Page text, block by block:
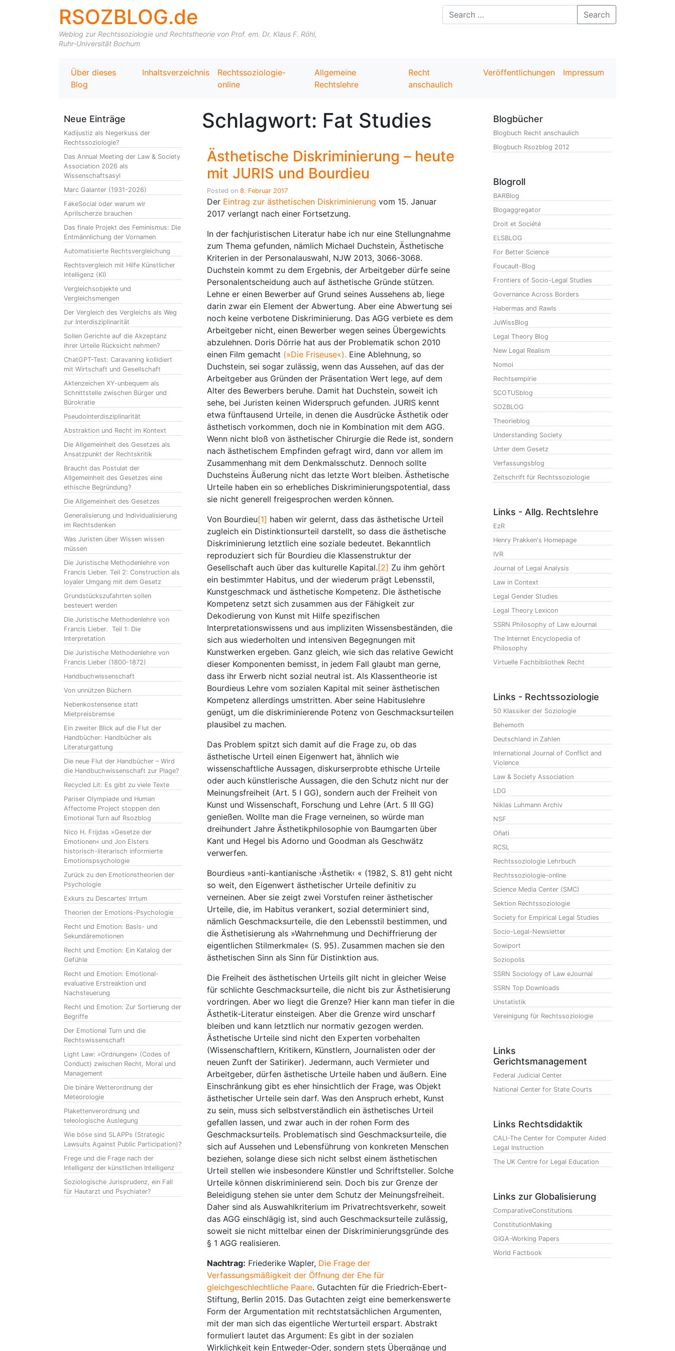
RSOZBLOG.de
Weblog zur Rechtssoziologie und Rechtstheorie von Prof. em. Dr. Klaus F. Röhl,
Ruhr-Universität Bochum
Search
Über dieses
Blog
Inhaltsverzeichnis
Rechtssoziologie-
online
Allgemeine
Rechtslehre
Recht
anschaulich
Veröffentlichungen Impressum
Neue Einträge
Kadijustiz als Negerkuss der
Rechtssoziologie?
Das Annual Meeting der Law & Society
Association 2026 als
Wissenschaftsasyl
Marc Galanter (1931-2026)
FakeSocial oder warum wir
Aprilscherze brauchen
Das finale Projekt des Feminismus: Die
Entmännlichung der Vornamen
Automatisierte Rechtsvergleichung
Rechtsvergleich mit Hilfe Künstlicher
Intelligenz (KI)
Vergleichsobjekte und
Vergleichsmengen
Der Vergleich des Vergleichs als Weg
zur Interdisziplinarität
Sollen Gerichte auf die Akzeptanz
ihrer Urteile Rücksicht nehmen?
ChatGPT-Test: Caravaning kollidiert
mit Wirtschaft und Gesellschaft
Aktenzeichen XY-unbequem als
Schnittstelle zwischen Bürger und
Bürokratie
Pseudointerdisziplinarität
Abstraktion und Recht im Kontext
Die Allgemeinheit des Gesetzes als
Ansatzpunkt der Rechtskritik
Braucht das Postulat der
Allgemeinheit des Gesetzes eine
ethische Begründung?
Die Allgemeinheit des Gesetzes
Generalisierung und Individualisierung
im Rechtsdenken
Was Juristen über Wissen wissen
müssen
Die Juristische Methodenlehre von
Francis Lieber. Teil 2: Construction als
loyaler Umgang mit dem Gesetz
Grundstückszufahrten sollen
besteuert werden
Die Juristische Methodenlehre von
Francis Lieber. Teil 1: Die
Interpretation
Die Juristische Methodenlehre von
Francis Lieber (1800-1872)
Handbuchwissenschaft
Von unnützen Büchern
Nebenkostensense statt
Mietpreisbremse
Ein zweiter Blick auf die Flut der
Handbücher: Handbücher als
Literaturgattung
Die neue Flut der Handbücher – Wird
die Handbuchwissenschaft zur Plage?
Recycled Lit: Es gibt zu viele Texte
Pariser Olympiade und Human
Affectome Project stoppen den
Emotional Turn auf Rsozblog
Nico H. Frijdas »Gesetze der
Emotionen« und Jon Elsters
historisch-literarisch informierte
Emotionspsychologie
Zurück zu den Emotionstheorien der
Psychologie
Exkurs zu Descartes‘ Irrtum
Theorien der Emotions-Psychologie
Recht und Emotion: Basis- und
Sekundäremotionen
Recht und Emotion: Ein Katalog der
Gefühle
Recht und Emotion: Emotional-
evaluative Erstreaktion und
Nachsteuerung
Recht und Emotion: Zur Sortierung der
Begriffe
Der Emotional Turn und die
Rechtswissenschaft
Light Law: »Ordnungen« (Codes of
Conduct) zwischen Recht, Moral und
Management
Die binäre Wetterordnung der
Meteorologie
Plakettenverordnung und
teleologische Auslegung
Wie böse sind SLAPPs (Strategic
Lawsuits Against Public Participation)?
Frege und die Frage nach der
Intelligenz der künstlichen Intelligenz
Soziologische Jurisprudenz, ein Fall
für Hautarzt und Psychiater?
Schlagwort: Fat Studies
Ästhetische Diskriminierung – heute
mit JURIS und Bourdieu
Posted on 8. Februar 2017
Der Eintrag zur ästhetischen Diskriminierung vom 15. Januar
2017 verlangt nach einer Fortsetzung.
In der fachjuristischen Literatur habe ich nur eine Stellungnahme
zum Thema gefunden, nämlich Michael Duchstein, Ästhetische
Kriterien in der Personalauswahl, NJW 2013, 3066-3068.
Duchstein kommt zu dem Ergebnis, der Arbeitgeber dürfe seine
Personalentscheidung auch auf ästhetische Gründe stützen.
Lehne er einen Bewerber auf Grund seines Aussehens ab, liege
darin zwar ein Element der Abwertung. Aber eine Abwertung sei
noch keine verbotene Diskriminierung. Das AGG verbiete es dem
Arbeitgeber nicht, einen Bewerber wegen seines Übergewichts
abzulehnen. Doris Dörrie hat aus der Problematik schon 2010
einen Film gemacht (»Die Friseuse«). Eine Ablehnung, so
Duchstein, sei sogar zulässig, wenn das Aussehen, auf das der
Arbeitgeber aus Gründen der Präsentation Wert lege, auf dem
Alter des Bewerbers beruhe. Damit hat Duchstein, soweit ich
sehe, bei Juristen keinen Widerspruch gefunden. JURIS kennt
etwa fünftausend Urteile, in denen die Ausdrücke Ästhetik oder
ästhetisch vorkommen, doch nie in Kombination mit dem AGG.
Wenn nicht bloß von ästhetischer Chirurgie die Rede ist, sondern
nach ästhetischem Empfinden gefragt wird, dann vor allem im
Zusammenhang mit dem Denkmalsschutz. Dennoch sollte
Duchsteins Äußerung nicht das letzte Wort bleiben. Ästhetische
Urteile haben ein so erhebliches Diskriminierungspotential, dass
sie nicht generell freigesprochen werden können.
Von Bourdieu[1] haben wir gelernt, dass das ästhetische Urteil
zugleich ein Distinktionsurteil darstellt, so dass die ästhetische
Diskriminierung letztlich eine soziale bedeutet. Bekanntlich
reproduziert sich für Bourdieu die Klassenstruktur der
Gesellschaft auch über das kulturelle Kapital. [2] Zu ihm gehört
ein bestimmter Habitus, und der wiederum prägt Lebensstil,
Kunstgeschmack und ästhetische Kompetenz. Die ästhetische
Kompetenz setzt sich zusammen aus der Fähigkeit zur
Dekodierung von Kunst mit Hilfe spezifischen
Interpretationswissens und aus impliziten Wissensbeständen, die
sich aus wiederholten und intensiven Begegnungen mit
Kunstwerken ergeben. Ganz gleich, wie sich das relative Gewicht
dieser Komponenten bemisst, in jedem Fall glaubt man gerne,
dass ihr Erwerb nicht sozial neutral ist. Als Klassentheorie ist
Bourdieus Lehre vom sozialen Kapital mit seiner ästhetischen
Kompetenz allerdings umstritten. Aber seine Habituslehre
genügt, um die diskriminierende Potenz von Geschmacksurteilen
plausibel zu machen.
Das Problem spitzt sich damit auf die Frage zu, ob das
ästhetische Urteil einen Eigenwert hat, ähnlich wie
wissenschaftliche Aussagen, diskurserprobte ethische Urteile
oder auch künstlerische Aussagen, die den Schutz nicht nur der
Meinungsfreiheit (Art. 5 I GG), sondern auch der Freiheit von
Kunst und Wissenschaft, Forschung und Lehre (Art. 5 III GG)
genießen. Wollte man die Frage verneinen, so würde man
dreihundert Jahre Ästhetikphilosophie von Baumgarten über
Kant und Hegel bis Adorno und Goodman als Geschwätz
verwerfen.
Bourdieus »anti-kantianische ›Ästhetik‹ « (1982, S. 81) geht nicht
so weit, den Eigenwert ästhetischer Urteile definitiv zu
verneinen. Aber sie zeigt zwei Vorstufen reiner ästhetischer
Urteile, die, im Habitus verankert, sozial determiniert sind,
nämlich Geschmacksurteile, die den Lebensstil bestimmen, und
die Ästhetisierung als »Wahrnehmung und Dechiffrierung der
eigentlichen Stilmerkmale« (S. 95). Zusammen machen sie den
ästhetischen Sinn als Sinn für Distinktion aus.
Die Freiheit des ästhetischen Urteils gilt nicht in gleicher Weise
für schlichte Geschmacksurteile, die nicht bis zur Ästhetisierung
vordringen. Aber wo liegt die Grenze? Hier kann man tiefer in die
Ästhetik-Literatur einsteigen. Aber die Grenze wird unscharf
bleiben und kann letztlich nur normativ gezogen werden.
Ästhetische Urteile sind nicht den Experten vorbehalten
(Wissenschaftlern, Kritikern, Künstlern, Journalisten oder der
neuen Zunft der Satiriker). Jedermann, auch Vermieter und
Arbeitgeber, dürfen ästhetische Urteile haben und äußern. Eine
Einschränkung gibt es eher hinsichtlich der Frage, was Objekt
ästhetischer Urteile sein darf. Was den Anspruch erhebt, Kunst
zu sein, muss sich selbstverständlich ein ästhetisches Urteil
gefallen lassen, und zwar auch in der rohen Form des
Geschmacksurteils. Problematisch sind Geschmacksurteile, die
sich auf Aussehen und Lebensführung von konkreten Menschen
beziehen, solange diese sich nicht selbst einem ästhetischen
Urteil stellen wie insbesondere Künstler und Schriftsteller. Solche
Urteile können diskriminierend sein. Doch bis zur Grenze der
Beleidigung stehen sie unter dem Schutz der Meinungsfreiheit.
Daher sind als Auswahlkriterium im Privatrechtsverkehr, soweit
das AGG einschlägig ist, sind auch Geschmacksurteile zulässig,
soweit sie nicht mittelbar einen der Diskriminierungsgründe des
§ 1 AGG realisieren.
Nachtrag: Friederike Wapler, Die Frage der
Verfassungsmäßigkeit der Öffnung der Ehe für
gleichgeschlechtliche Paare. Gutachten für die Friedrich-Ebert-
Stiftung, Berlin 2015. Das Gutachten zeigt eine bemerkenswerte
Form der Argumentation mit rechtstatsächlichen Argumenten,
mit der man sich das eigentliche Werturteil erspart. Abstrakt
formuliert lautet das Argument: Es gibt in der sozialen
Wirklichkeit kein Entweder-Oder, sondern stets Übergänge und
Blogbücher
Blogbuch Recht anschaulich
Blogbuch Rsozblog 2012
Blogroll
BARBlog
Blogaggregator
Droit et Société
ELSBLOG
For Better Science
Foucault-Blog
Frontiers of Socio-Legal Studies
Governance Across Borders
Habermas and Rawls
JuWissBlog
Legal Theory Blog
New Legal Realism
Nomoi
Rechtsempirie
SCOTUSblog
SOZBLOG
Theorieblog
Understanding Society
Unter dem Gesetz
Verfassungsblog
Zeitschrift für Rechtssoziologie
Links - Allg. Rechtslehre
EzR
Henry Prakken's Homepage
IVR
Journal of Legal Analysis
Law in Context
Legal Gender Studies
Legal Theory Lexicon
SSRN Philosophy of Law eJournal
The Internet Encyclopedia of
Philosophy
Virtuelle Fachbibliothek Recht
Links - Rechtssoziologie
50 Klassiker der Soziologie
Behemoth
Deutschland in Zahlen
International Journal of Conflict and
Violence
Law & Society Association
LDG
Niklas Luhmann Archiv
NSF
Oñati
RCSL
Rechtssoziologie Lehrbuch
Rechtssoziologie-online
Science Media Center (SMC)
Sektion Rechtssoziologie
Society for Empirical Legal Studies
Socio-Legal-Newsletter
Sowiport
Soziopolis
SSRN Sociology of Law eJournal
SSRN Top Downloads
Unstatistik
Vereinigung für Rechtssoziologie
Links
Gerichtsmanagement
Federal Judicial Center
National Center for State Courts
Links Rechtsdidaktik
CALI-The Center for Computer Aided
Legal Instruction
The UK Centre for Legal Education
Links zur Globalisierung
ComparativeConstitutions
ConstitutionMaking
GIGA-Working Papers
World Factbook